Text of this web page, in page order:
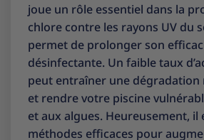
joue un rôle essentiel dans la
chlore contre les rayons UV du
permet de prolonger son
désinfectante. Un faible taux
peut entraîner une dégradation
et rendre votre piscine
et aux algues. Heureusement, il
méthodes efficaces pour